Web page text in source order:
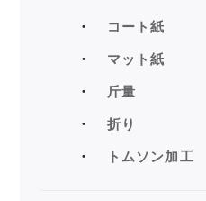
コート紙
マット紙
斤量
折り
トムソン加工